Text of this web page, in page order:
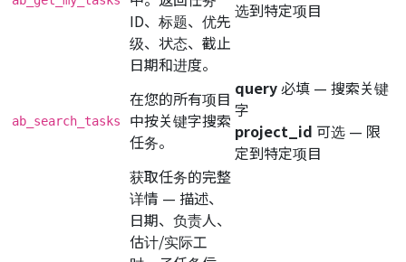
ID、标题、优先
级、状态、截止
日期和进度。
选到特定项目
ab_search_tasks
在您的所有项目
中按关键字搜索
任务。
query必填 — 搜索关键
字
project_id 可选 — 限
定到特定项目
获取任务的完整
详情 — 描述、
日期、负责人、
估计/实际工